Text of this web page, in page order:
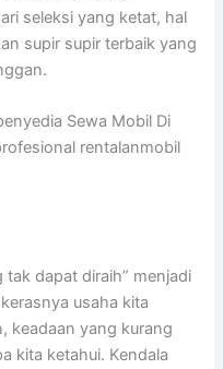
seleksi yang ketat, hal
supir supir terbaik yang
Sewa Mobil Di
rentalanmobil
dapat diraih” menjadi
usaha kita
keadaan yang kurang
kita ketahui. Kendala